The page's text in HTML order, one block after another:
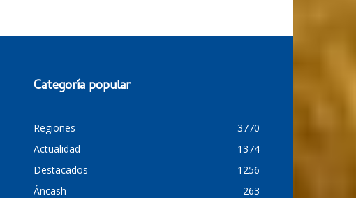
Categoría popular
Regiones
3770
Actualidad
1374
Destacados
1256
Áncash
263